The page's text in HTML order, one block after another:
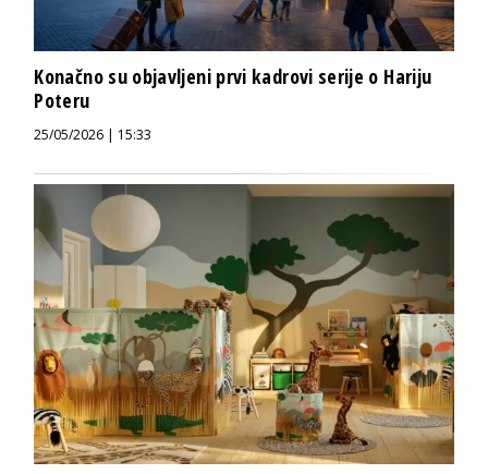
Konačno su objavljeni prvi kadrovi serije o Hariju
Poteru
25/05/2026 | 15:33